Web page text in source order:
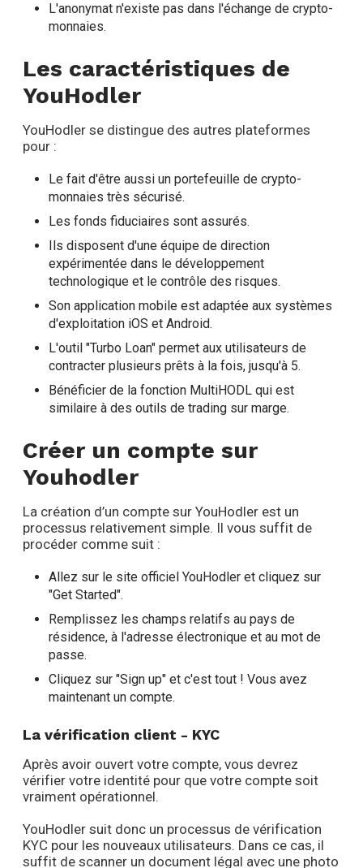
L'anonymat n'existe pas dans l'échange de crypto-
monnaies.
Les caractéristiques de
YouHodler
YouHodler se distingue des autres plateformes
pour :
Le fait d'être aussi un portefeuille de crypto-
monnaies très sécurisé.
Les fonds fiduciaires sont assurés.
Ils disposent d'une équipe de direction
expérimentée dans le développement
technologique et le contrôle des risques.
Son application mobile est adaptée aux systèmes
d'exploitation iOS et Android.
L'outil "Turbo Loan" permet aux utilisateurs de
contracter plusieurs prêts à la fois, jusqu'à 5.
Bénéficier de la fonction MultiHODL qui est
similaire à des outils de trading sur marge.
Créer un compte sur
Youhodler
La création d’un compte sur YouHodler est un
processus relativement simple. Il vous suffit de
procéder comme suit :
Allez sur le site officiel YouHodler et cliquez sur
"Get Started".
Remplissez les champs relatifs au pays de
résidence, à l'adresse électronique et au mot de
passe.
Cliquez sur "Sign up" et c'est tout ! Vous avez
maintenant un compte.
La vérification client - KYC
Après avoir ouvert votre compte, vous devrez
vérifier votre identité pour que votre compte soit
vraiment opérationnel.
YouHodler suit donc un processus de vérification
KYC pour les nouveaux utilisateurs. Dans ce cas, il
suffit de scanner un document légal avec une photo